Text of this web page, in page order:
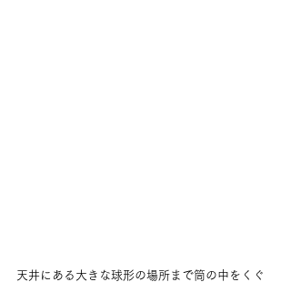
天井にある大きな球形の場所まで筒の中をくぐ